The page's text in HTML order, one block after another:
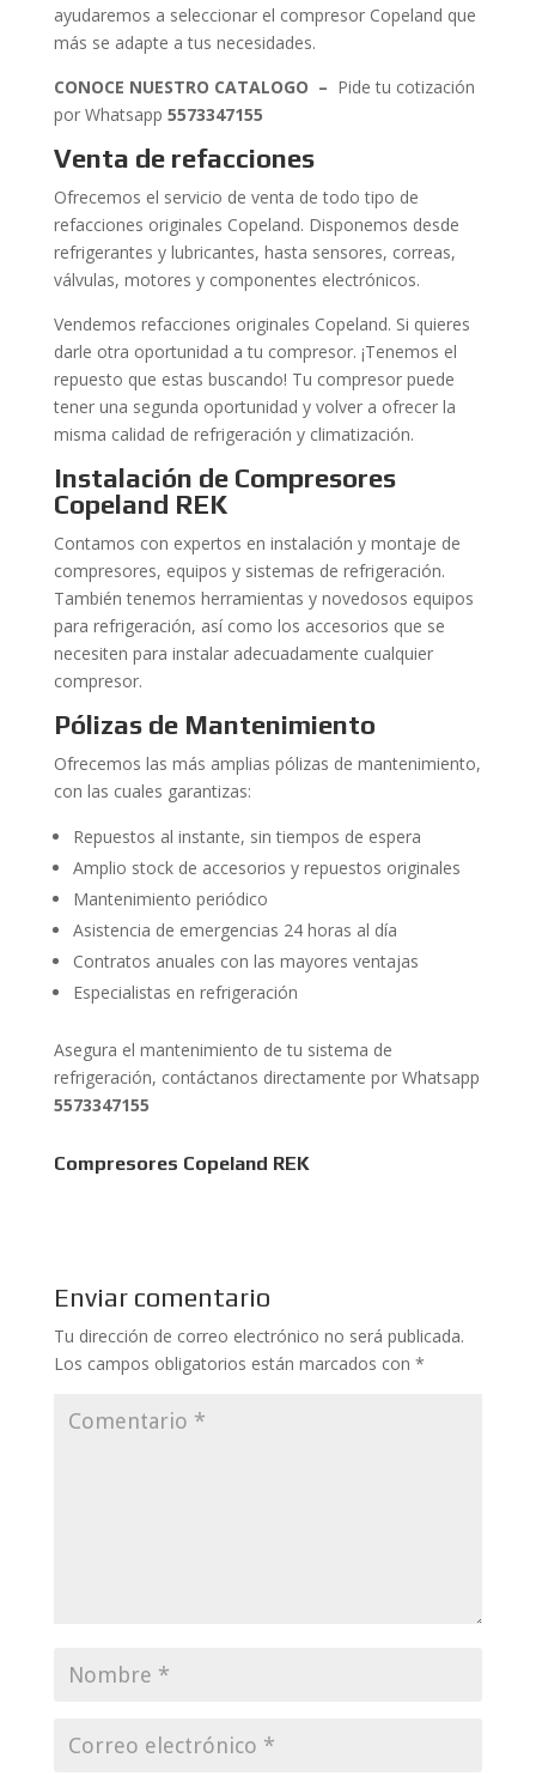
ayudaremos a seleccionar el compresor Copeland que
más se adapte a tus necesidades.
CONOCE NUESTRO CATALOGO – Pide tu cotización
por Whatsapp 5573347155
Venta de refacciones
Ofrecemos el servicio de venta de todo tipo de
refacciones originales Copeland. Disponemos desde
refrigerantes y lubricantes, hasta sensores, correas,
válvulas, motores y componentes electrónicos.
Vendemos refacciones originales Copeland. Si quieres
darle otra oportunidad a tu compresor. ¡Tenemos el
repuesto que estas buscando! Tu compresor puede
tener una segunda oportunidad y volver a ofrecer la
misma calidad de refrigeración y climatización.
Instalación de Compresores
Copeland REK
Contamos con expertos en instalación y montaje de
compresores, equipos y sistemas de refrigeración.
También tenemos herramientas y novedosos equipos
para refrigeración, así como los accesorios que se
necesiten para instalar adecuadamente cualquier
compresor.
Pólizas de Mantenimiento
Ofrecemos las más amplias pólizas de mantenimiento,
con las cuales garantizas:
Repuestos al instante, sin tiempos de espera
Amplio stock de accesorios y repuestos originales
Mantenimiento periódico
Asistencia de emergencias 24 horas al día
Contratos anuales con las mayores ventajas
Especialistas en refrigeración
Asegura el mantenimiento de tu sistema de
refrigeración, contáctanos directamente por Whatsapp
5573347155
Compresores Copeland REK
Enviar comentario
Tu dirección de correo electrónico no será publicada.
Los campos obligatorios están marcados con *